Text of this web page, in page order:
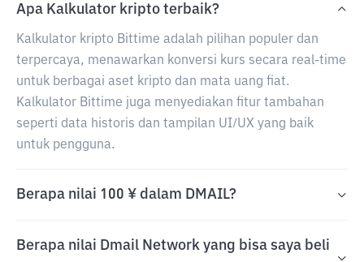
Apa Kalkulator kripto terbaik?
Kalkulator kripto Bittime adalah pilihan populer dan
terpercaya, menawarkan konversi kurs secara real-time
untuk berbagai aset kripto dan mata uang fiat.
Kalkulator Bittime juga menyediakan fitur tambahan
seperti data historis dan tampilan UI/UX yang baik
untuk pengguna.
Berapa nilai 100 ¥ dalam DMAIL?
Berapa nilai Dmail Network yang bisa saya beli